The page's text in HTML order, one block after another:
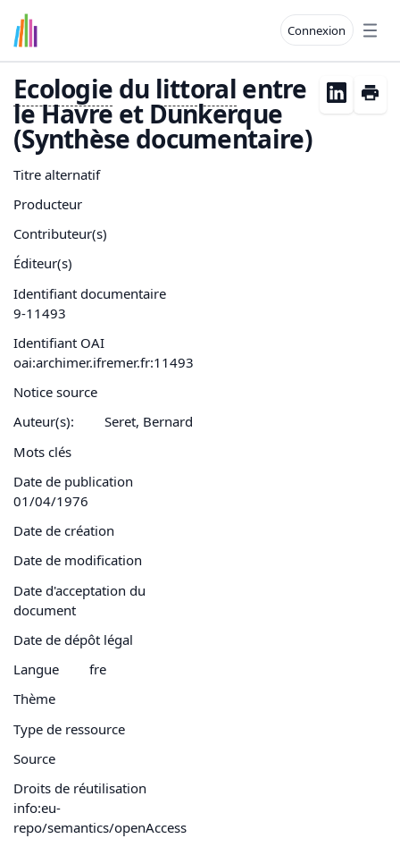
Connexion
Ecologie du littoral entre
le Havre et Dunkerque
(Synthèse documentaire)
Titre alternatif
Producteur
Contributeur(s)
Éditeur(s)
Identifiant documentaire
9-11493
Identifiant OAI
oai:archimer.ifremer.fr:11493
Notice source
Auteur(s):
Seret, Bernard
Mots clés
Date de publication
01/04/1976
Date de création
Date de modification
Date d'acceptation du
document
Date de dépôt légal
Langue
fre
Thème
Type de ressource
Source
Droits de réutilisation
info:eu-
repo/semantics/openAccess